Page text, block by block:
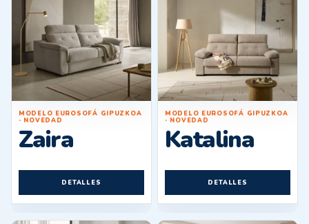
MODELO EUROSOFÁ GIPUZKOA
· NOVEDAD
Zaira
DETALLES
MODELO EUROSOFÁ GIPUZKOA
· NOVEDAD
Katalina
DETALLES